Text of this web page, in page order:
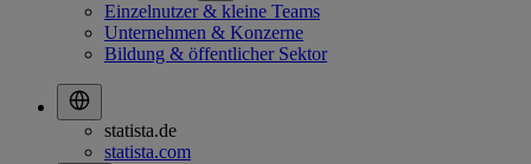
Einzelnutzer & kleine Teams
Unternehmen & Konzerne
Bildung & öffentlicher Sektor
statista.de
statista.com